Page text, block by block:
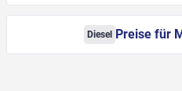
Diesel Preise für